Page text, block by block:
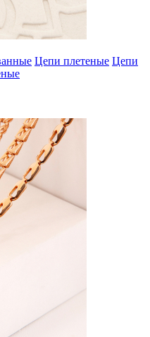
Цепи плетеные Цепи